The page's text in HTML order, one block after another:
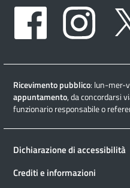
Facebook
Ricevimento pubblico: lun-mer-
appuntamento, da concordarsi
funzionario responsabile o
Dichiarazione di accessibilità
Crediti e informazioni